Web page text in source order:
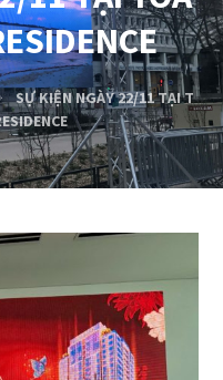
SỰ KIỆN NGÀY 22/11 TẠI T